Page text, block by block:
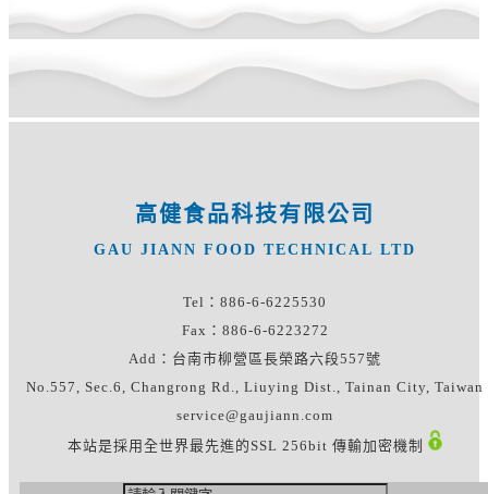
高健食品科技有限公司
GAU JIANN FOOD TECHNICAL LTD
Tel：886-6-6225530
Fax：886-6-6223272
Add：台南市柳營區長榮路六段557號
No.557, Sec.6, Changrong Rd., Liuying Dist., Tainan City, Taiwan
service@gaujiann.com
本站是採用全世界最先進的SSL 256bit 傳輸加密機制